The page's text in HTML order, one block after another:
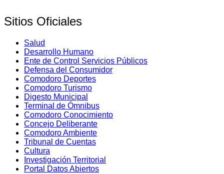
Sitios Oficiales
Salud
Desarrollo Humano
Ente de Control Servicios Públicos
Defensa del Consumidor
Comodoro Deportes
Comodoro Turismo
Digesto Municipal
Terminal de Ómnibus
Comodoro Conocimiento
Concejo Deliberante
Comodoro Ambiente
Tribunal de Cuentas
Cultura
Investigación Territorial
Portal Datos Abiertos